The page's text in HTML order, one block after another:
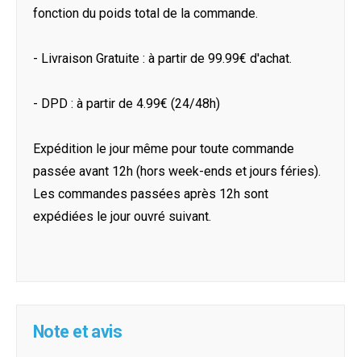
fonction du poids total de la commande.
- Livraison Gratuite : à partir de 99.99€ d'achat.
- DPD : à partir de 4.99€ (24/48h)
Expédition le jour même pour toute commande
passée avant 12h (hors week-ends et jours féries).
Les commandes passées après 12h sont
expédiées le jour ouvré suivant.
Note et avis